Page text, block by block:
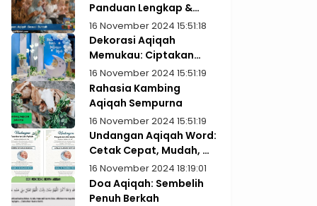
Panduan Lengkap &
Praktis
16 November 2024 15:51:18
Dekorasi Aqiqah
Memukau: Ciptakan
Kenangan Indah
16 November 2024 15:51:19
Rahasia Kambing
Aqiqah Sempurna
16 November 2024 15:51:19
Undangan Aqiqah Word:
Cetak Cepat, Mudah, &
Gratis!
16 November 2024 18:19:01
Doa Aqiqah: Sembelih
Penuh Berkah